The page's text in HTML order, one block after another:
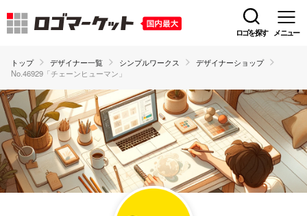
ロゴを探す メニュー
トップ デザイナー一覧 シンプルワークス
デザイナーショップ
No.46929「チェーンヒューマン」